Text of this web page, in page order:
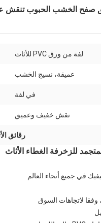
صفح الخشب الحبوب تنقش
لفة من ورق PVC للأثاث
عميقة، نسيج الخشب
في لفة
نقش خفيف وعميق
رقائق
للزخرفة الغطاء الأثاث